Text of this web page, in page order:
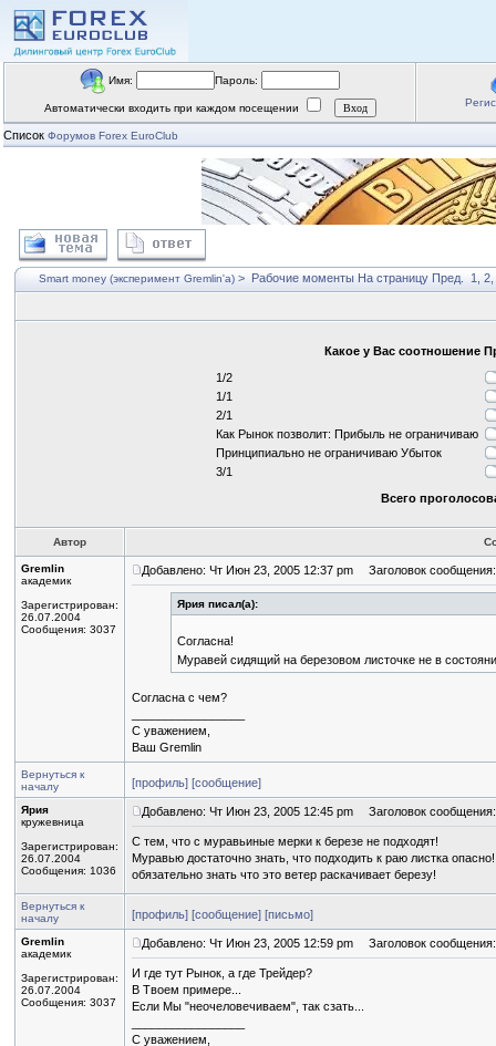
Имя: Пароль:
Автоматически входить при каждом посещении
Список Форумов Forex EuroClub
Smart money (эксперимент Gremlin'a) > Рабочие моменты На страницу Пред. 1 2
Какое у Вас соотношение
1/2
1/1
2/1
Как Рынок позволит: Прибыль не ограничиваю
Принципиально не ограничиваю Убыток
3/1
Всего
Автор
Gremlin
академик
Зарегистрирован:
26.07.2004
Сообщения: 3037
Добавлено: Чт Июн 23, 2005 12:37 pm Заголовок сообщения:
Ярия писал(а):
Согласна!
Муравей сидящий на березовом листочке не в
Согласна с чем?
С уважением,
Ваш Gremlin
Вернуться к
началу
[профиль] [сообщение]
Ярия
кружевница
Зарегистрирован:
26.07.2004
Сообщения: 1036
Добавлено: Чт Июн 23, 2005 12:45 pm Заголовок сообщения:
C тем, что с муравьиные мерки к березе не подходят!
Муравью достаточно знать, что подходить к раю листка
обязательно знать что это ветер раскачивает березу!
Вернуться к
началу
[профиль] [сообщение] [письмо]
Gremlin
академик
Зарегистрирован:
26.07.2004
Сообщения: 3037
Добавлено: Чт Июн 23, 2005 12:59 pm Заголовок сообщения:
И где тут Рынок, а где Трейдер?
В Твоем примере...
Если Мы "неочеловечиваем", так сзать...
С уважением,